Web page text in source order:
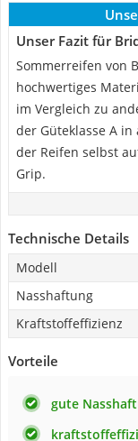
Unser Fazit für
Sommerreifen von
hochwertiges
im Vergleich zu
der Güteklasse A
der Reifen selbst
Grip.
Technische Details
Modell
Nasshaftung
Kraftstoffeffizienz
Vorteile
gute